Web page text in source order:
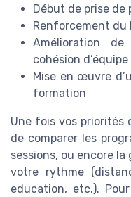
Début de prise
Renforcement du
Amélioration
cohésion d’équipe
Mise en œuvre
formation
Une fois vos priorités
de comparer les
sessions, ou encore la
votre rythme
education, etc.).